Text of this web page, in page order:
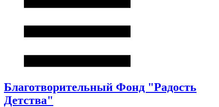
Благотворительный Фонд "Радость
Детства"